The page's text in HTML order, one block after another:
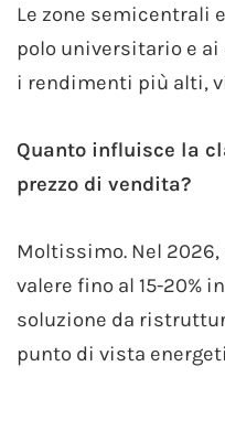
Le zone semicentrali
polo universitario e
i rendimenti più alti,
Quanto influisce la
prezzo di vendita?
Moltissimo. Nel
valere fino al 15-20%
soluzione da
punto di vista